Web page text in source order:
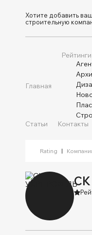
Хотите добавить
строительную
Главная
Рейтинги
Статьи Контакты
Rating |